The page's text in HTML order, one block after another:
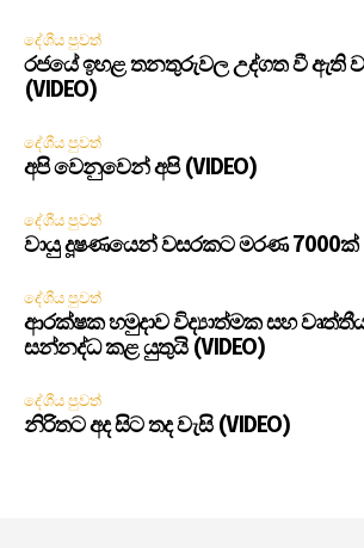
දේශීය පුවත්
රජයේ ඉහළ තනතුරුවල උද්ගත වී ඇති
(VIDEO)
දේශීය පුවත්
අපි වෙනුවෙන් අපි (VIDEO)
දේශීය පුවත්
වායු දූෂණයෙන් වසරකට මරණ 7000ක්
දේශීය පුවත්
ආරක්ෂක හමුදාව විද්‍යාත්මක සහ
සන්නද්ධ කළ යුතුයි (VIDEO)
දේශීය පුවත්
නිරිතට අද සිට තද වැසි (VIDEO)